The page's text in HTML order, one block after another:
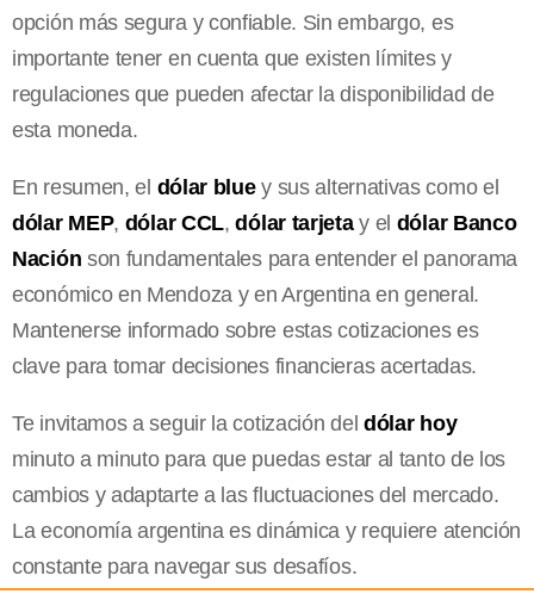
opción más segura y confiable. Sin embargo, es
importante tener en cuenta que existen límites y
regulaciones que pueden afectar la disponibilidad de
esta moneda.
En resumen, el dólar bluey sus alternativas como el
dólar MEP, dólar CCL,dólar tarjetay el dólar Banco
Nación son fundamentales para entender el panorama
económico en Mendoza y en Argentina en general.
Mantenerse informado sobre estas cotizaciones es
clave para tomar decisiones financieras acertadas.
Te invitamos a seguir la cotización del dólar hoy
minuto a minuto para que puedas estar al tanto de los
cambios y adaptarte a las fluctuaciones del mercado.
La economía argentina es dinámica y requiere atención
constante para navegar sus desafíos.